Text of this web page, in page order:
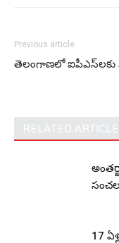
Previous article
తెలంగాణ‌లో ఐపీఎస్‌ల‌కు
RELATED
17